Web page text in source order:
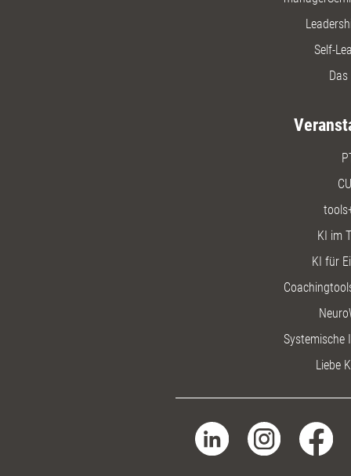
Self-
KI im
KI für
Systemische
Liebe